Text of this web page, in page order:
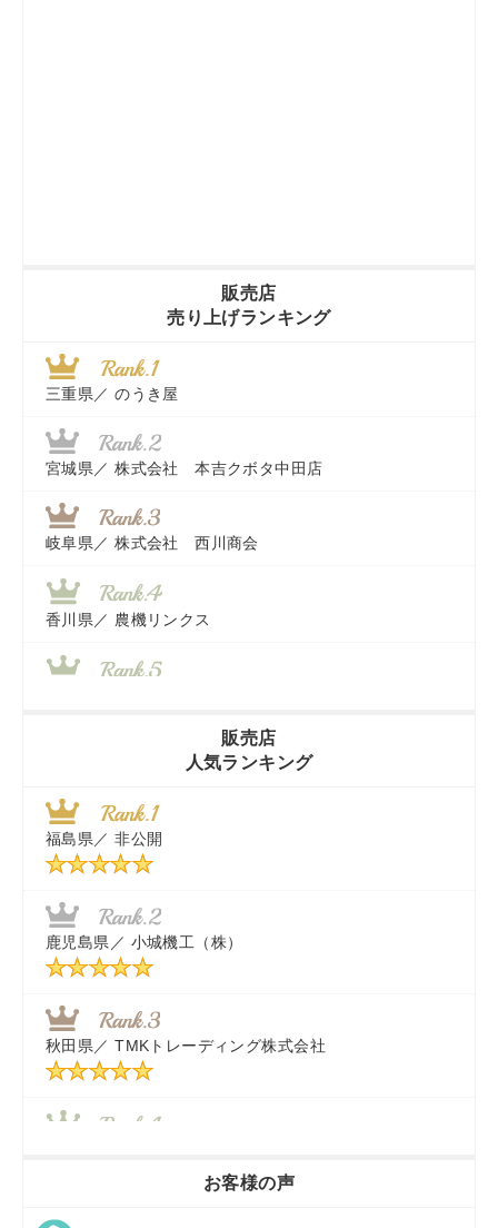
販売店
売り上げランキング
三重県／ のうき屋
宮城県／ 株式会社 本吉クボタ中田店
岐阜県／ 株式会社 西川商会
香川県／ 農機リンクス
近江商事合同会社：「茨城中古農建機販売」
千葉県／ 株式会社テクノ・タカ
福岡県／株式会社カドワキ機械（旧ナカガワ農機商会）
東京都／
秋田県／ TMKトレーディング株式会社
販売店
人気ランキング
福島県／ 非公開
鹿児島県／ 小城機工（株）
秋田県／ TMKトレーディング株式会社
お客様の声